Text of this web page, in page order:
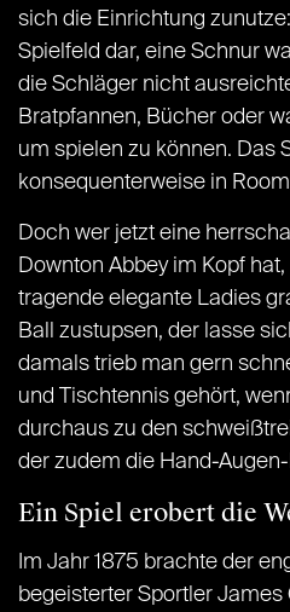
sich die Einrichtung
Spielfeld dar, eine Schnur
die Schläger nicht
Bratpfannen, Bücher oder
um spielen zu können. Das
konsequenterweise in
Doch wer jetzt eine
Downton Abbey im Kopf
tragende elegante Ladies
Ball zustupsen, der lasse
damals trieb man gern
und Tischtennis gehört,
durchaus zu den
der zudem die Hand-
Ein Spiel erobert die
Im Jahr 1875 brachte der
begeisterter Sportler James